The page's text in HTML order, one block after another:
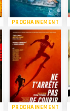
PROCHAINEMENT
PROCHAINEMENT